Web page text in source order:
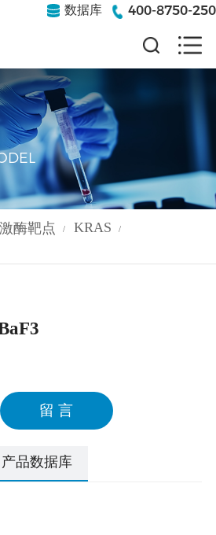
数据库 400-8750-250
激酶靶点 / KRAS /
留 言
产品数据库